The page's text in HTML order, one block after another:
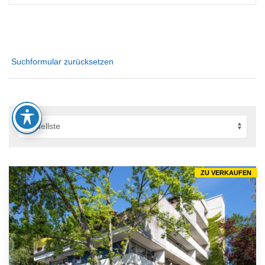
Suchformular zurücksetzen
ZU VERKAUFEN